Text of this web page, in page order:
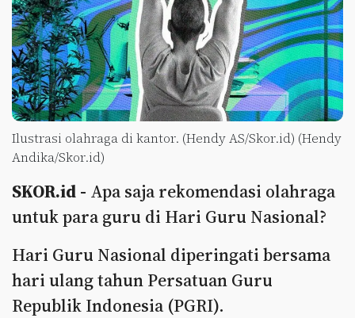
Ilustrasi olahraga di kantor. (Hendy AS/Skor.id) (Hendy
Andika/Skor.id)
SKOR.id - Apa saja rekomendasi olahraga
untuk para guru di Hari Guru Nasional?
Hari Guru Nasional diperingati bersama
hari ulang tahun Persatuan Guru
Republik Indonesia (PGRI).